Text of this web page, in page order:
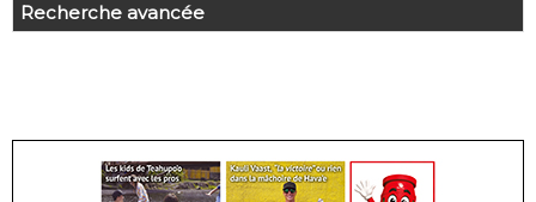
Recherche avancée